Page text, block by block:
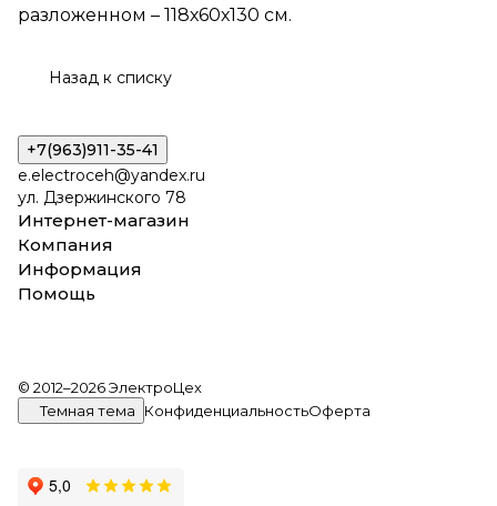
разложенном – 118х60х130 см.
Назад к списку
+7(963)911-35-41
e.electroceh@yandex.ru
ул. Дзержинского 78
Интернет-магазин
Компания
Информация
Помощь
© 2012–2026 ЭлектроЦех
Темная тема
КонфиденциальностьОферта